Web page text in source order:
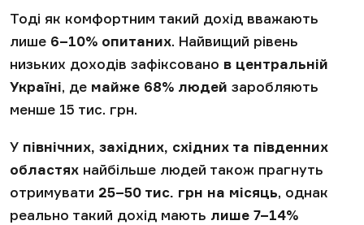
Тоді як комфортним такий дохід вважають
лише 6–10% опитаних. Найвищий рівень
низьких доходів зафіксовано в центральній
Україні, де майже 68% людей заробляють
менше 15 тис. грн.
У північних, західних, східних та південних
областях найбільше людей також прагнуть
отримувати 25–50 тис. грн на місяць, однак
реально такий дохід мають лише 7–14%